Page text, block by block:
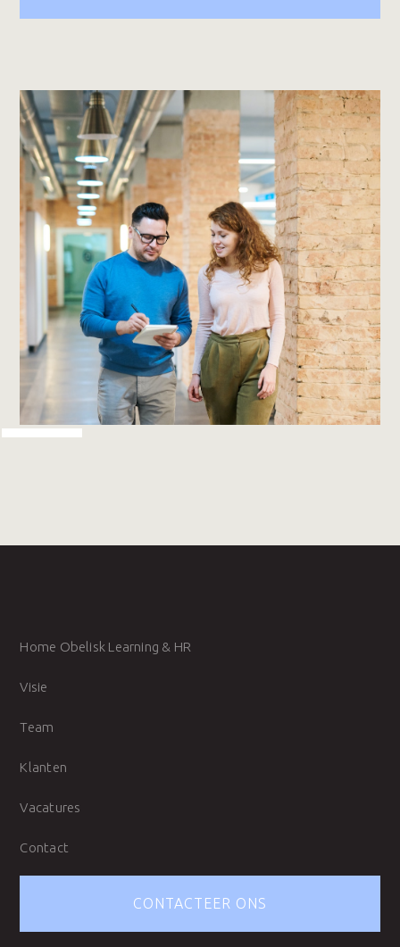
Home Obelisk Learning & HR
Visie
Team
Klanten
Vacatures
Contact
CONTACTEER ONS